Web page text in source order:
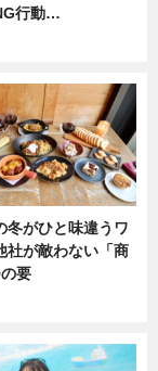
行動…
冬がひと味違うワ
社が敵わない「商
要